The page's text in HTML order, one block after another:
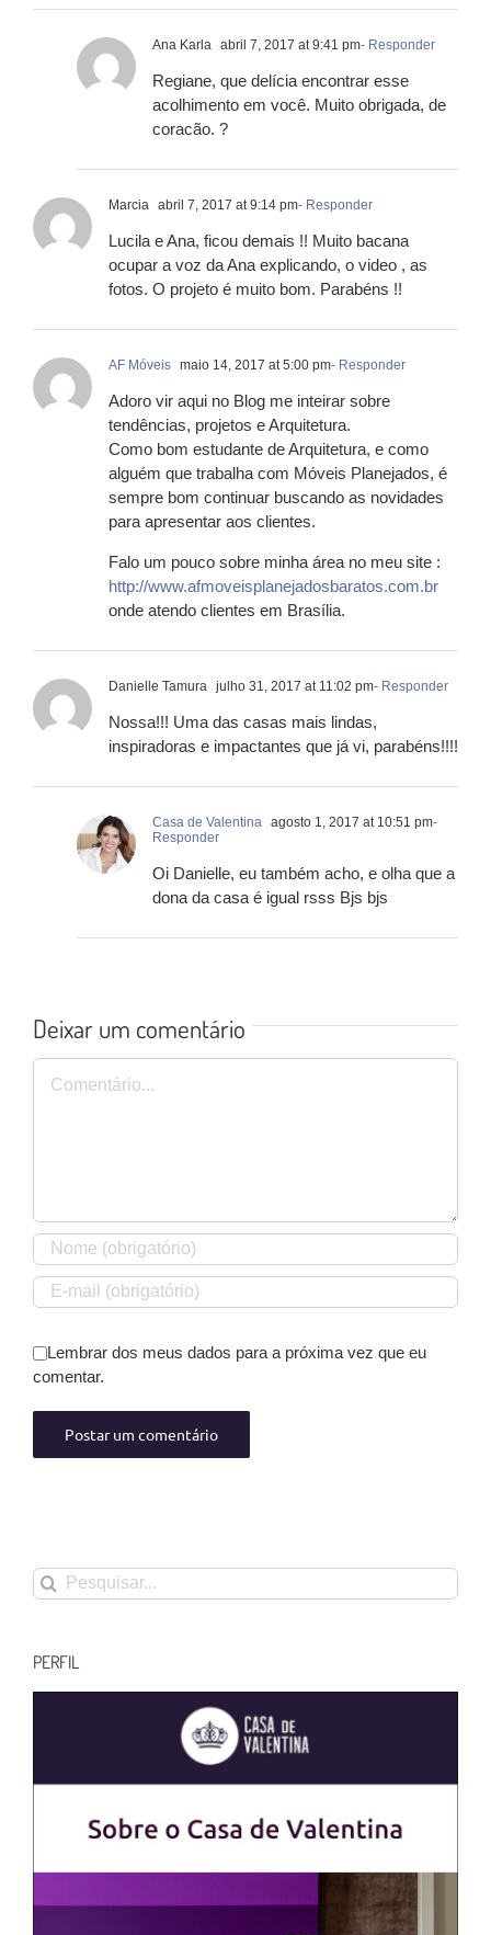
Ana Karla abril 7, 2017 at 9:41 pm- Responder
Regiane, que delícia encontrar esse
acolhimento em você. Muito obrigada, de
coracão. ?
Marcia abril 7, 2017 at 9:14 pm- Responder
Lucila e Ana, ficou demais !! Muito bacana
ocupar a voz da Ana explicando, o video , as
fotos. O projeto é muito bom. Parabéns !!
AF Móveis maio 14, 2017 at 5:00 pm- Responder
Adoro vir aqui no Blog me inteirar sobre
tendências, projetos e Arquitetura.
Como bom estudante de Arquitetura, e como
alguém que trabalha com Móveis Planejados, é
sempre bom continuar buscando as novidades
para apresentar aos clientes.
Falo um pouco sobre minha área no meu site :
http://www.afmoveisplanejadosbaratos.com.br
onde atendo clientes em Brasília.
Danielle Tamura julho 31, 2017 at 11:02 pm- Responder
Nossa!!! Uma das casas mais lindas,
inspiradoras e impactantes que já vi, parabéns!!!!
Casa de Valentina agosto 1, 2017 at 10:51 pm-
Responder
Oi Danielle, eu também acho, e olha que a
dona da casa é igual rsss Bjs bjs
Deixar um comentário
Comentário
Lembrar dos meus dados para a próxima vez que eu
comentar.
Buscar
resultados
PERFIL